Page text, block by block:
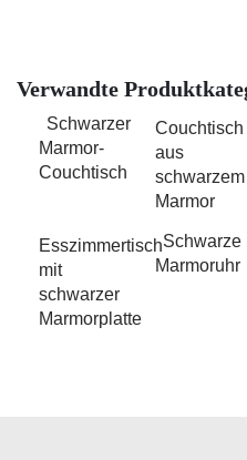
Verwandte
Schwarzer
Marmor-
Couchtisch
Couchtisch
aus
schwarzem
Marmor
Esszimmertisch
mit
schwarzer
Marmorplatte
Schwarze
Marmoruhr